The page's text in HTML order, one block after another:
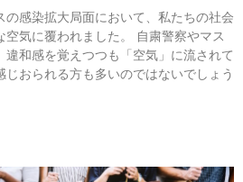
の感染拡大局面において、私たちの社会
空気に覆われました。 自粛警察やマス
違和感を覚えつつも「空気」に流されて
じおられる方も多いのではないでしょう